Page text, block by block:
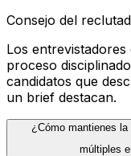
Consejo del
Los
proceso
candidatos que
un brief destacan.
¿Cómo mantienes
múltiples